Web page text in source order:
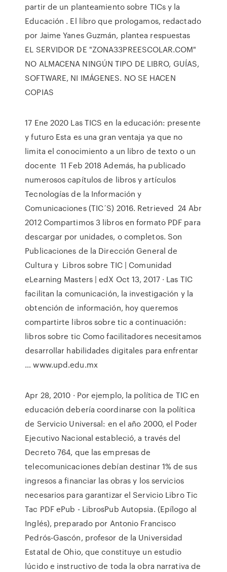
partir de un planteamiento sobre TICs y la
Educación . El libro que prologamos, redactado
por Jaime Yanes Guzmán, plantea respuestas
EL SERVIDOR DE "ZONA33PREESCOLAR.COM"
NO ALMACENA NINGÚN TIPO DE LIBRO, GUÍAS,
SOFTWARE, NI IMÁGENES. NO SE HACEN
COPIAS
17 Ene 2020 Las TICS en la educación: presente
y futuro Esta es una gran ventaja ya que no
limita el conocimiento a un libro de texto o un
docente 11 Feb 2018 Además, ha publicado
numerosos capítulos de libros y artículos
Tecnologías de la Información y
Comunicaciones (TIC´S) 2016. Retrieved 24 Abr
2012 Compartimos 3 libros en formato PDF para
descargar por unidades, o completos. Son
Publicaciones de la Dirección General de
Cultura y Libros sobre TIC | Comunidad
eLearning Masters | edX Oct 13, 2017 · Las TIC
facilitan la comunicación, la investigación y la
obtención de información, hoy queremos
compartirte libros sobre tic a continuación:
libros sobre tic Como facilitadores necesitamos
desarrollar habilidades digitales para enfrentar
… www.upd.edu.mx
Apr 28, 2010 · Por ejemplo, la política de TIC en
educación debería coordinarse con la política
de Servicio Universal: en el año 2000, el Poder
Ejecutivo Nacional estableció, a través del
Decreto 764, que las empresas de
telecomunicaciones debían destinar 1% de sus
ingresos a financiar las obras y los servicios
necesarios para garantizar el Servicio Libro Tic
Tac PDF ePub - LibrosPub Autopsia. (Epílogo al
Inglés), preparado por Antonio Francisco
Pedrós-Gascón, profesor de la Universidad
Estatal de Ohio, que constituye un estudio
lúcido e instructivo de toda la obra narrativa de